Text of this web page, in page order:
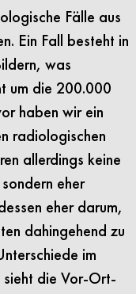
Fälle aus
Ein Fall besteht in
was
um die 200.000
haben wir ein
radiologischen
allerdings keine
eher
eher darum,
dahingehend zu
im
sieht die Vor-Ort-